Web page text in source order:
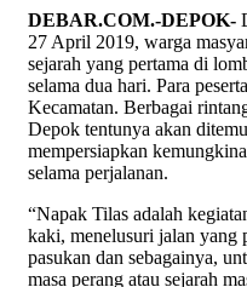
DEBAR.COM.-DEPOK-
27 April 2019, warga
sejarah yang pertama di
selama dua hari. Para
Kecamatan. Berbagai
Depok tentunya akan
mempersiapkan
selama perjalanan.
“Napak Tilas adalah
kaki, menelusuri jalan yang
pasukan dan sebagainya,
masa perang atau sejarah